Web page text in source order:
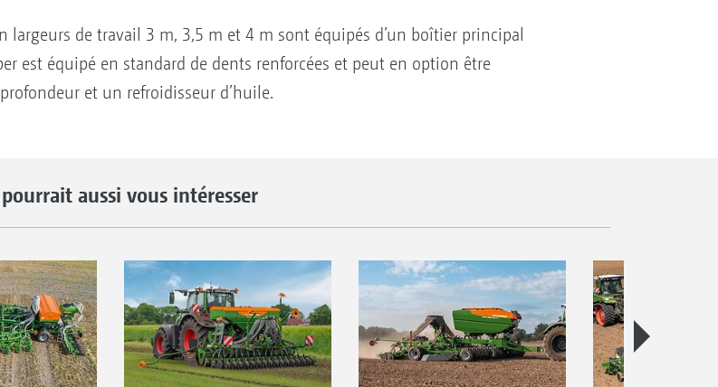
largeurs de travail 3 m, 3,5 m et 4 m sont équipés d’un boîtier principal
est équipé en standard de dents renforcées et peut en option être
et un refroidisseur d’huile.
pourrait aussi vous intéresser